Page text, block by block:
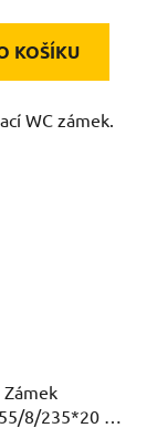
KOŠÍKU
WC zámek.
Zámek
8/235*20 BB